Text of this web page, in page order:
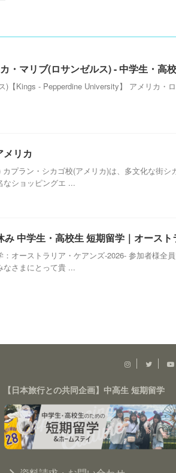
カ・マリブ(ロサンゼルス) - 中学生・高
)【Kings - Pepperdine University】 アメリカ・
メリカ
プラン・シカゴ校(アメリカ)は、多文化な街
なショッピングエ ...
み 中学生・高校生 短期留学｜オース
：オーストラリア・ケアンズ-2026- 参加者様
なさまにとって貴 ...
【日本旅行との共同企画】中高生 短期留学